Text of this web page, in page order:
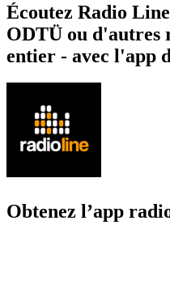
Écoutez Radio
ODTÜ ou d'autres
entier - avec l'app
Obtenez l’app